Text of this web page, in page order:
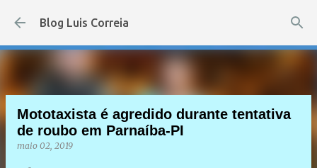
Pular para o conteúdo principal
Blog Luis Correia
Mototaxista é agredido durante tentativa
de roubo em Parnaíba-PI
maio 02, 2019